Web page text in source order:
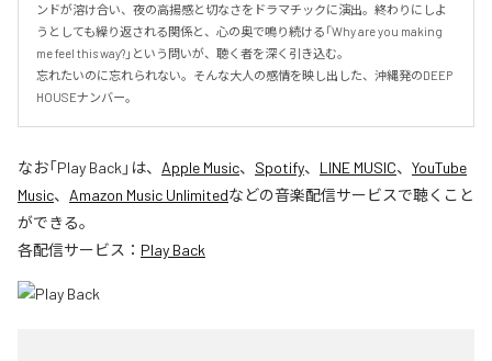
ンドが溶け合い、夜の高揚感と切なさをドラマチックに演出。終わりにしよ
うとしても繰り返される関係と、心の奥で鳴り続ける「Why are you making
me feel this way?」という問いが、聴く者を深く引き込む。
忘れたいのに忘れられない。そんな大人の感情を映し出した、沖縄発のDEEP
HOUSEナンバー。
なお「Play Back 」は、 Apple Music、 Spotify、 LINE MUSIC、 YouTube
Music、 Amazon Music Unlimitedなどの音楽配信サービスで聴くこと
ができる。
各配信サービス： Play Back